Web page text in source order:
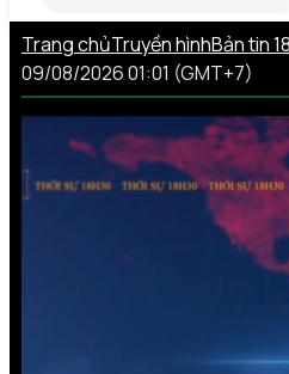
Trang chủTruyền hìnhBản tin
09/08/2026 01:01 (GMT+7)